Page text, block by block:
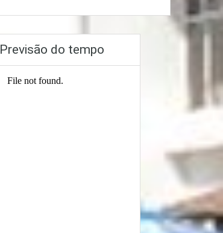
Previsão do tempo